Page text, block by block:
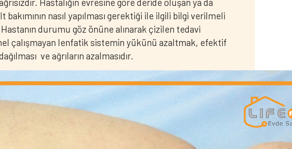
nasıl yapılması gerektiği ile ilgili bilgi verilmeli
durumu göz önüne alınarak çizilen tedavi
çalışmayan lenfatik sistemin yükünü azaltmak, efektif
ve ağrıların azalmasıdır.